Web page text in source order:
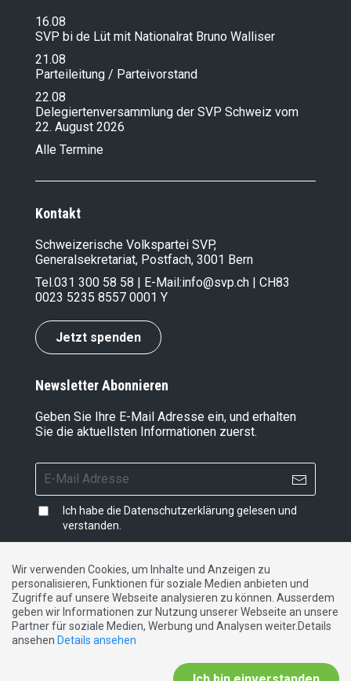
16.08
SVP bi de Lüt mit Nationalrat Bruno Walliser
21.08
Parteileitung / Parteivorstand
22.08
Delegiertenversammlung der SVP Schweiz vom
22. August 2026
Alle Termine
Kontakt
Schweizerische Volkspartei SVP,
Generalsekretariat, Postfach, 3001 Bern
Tel.031 300 58 58 | E-Mail:info@svp.ch | CH83
0023 5235 8557 0001 Y
Jetzt spenden
Newsletter Abonnieren
Geben Sie Ihre E-Mail Adresse ein, und erhalten
Sie die aktuellsten Informationen zuerst.
Ich habe die Datenschutzerklärung gelesen und
verstanden.
Impressum|Datenschutzerklärung|Kontakt
DE FR IT
Wir verwenden Cookies, um Inhalte und Anzeigen zu
personalisieren, Funktionen für soziale Medien anbieten und
Zugriffe auf unsere Webseite analysieren zu können. Ausserdem
geben wir Informationen zur Nutzung unserer Webseite an unsere
Partner für soziale Medien, Werbung und Analysen weiter.Details
ansehen Details ansehen